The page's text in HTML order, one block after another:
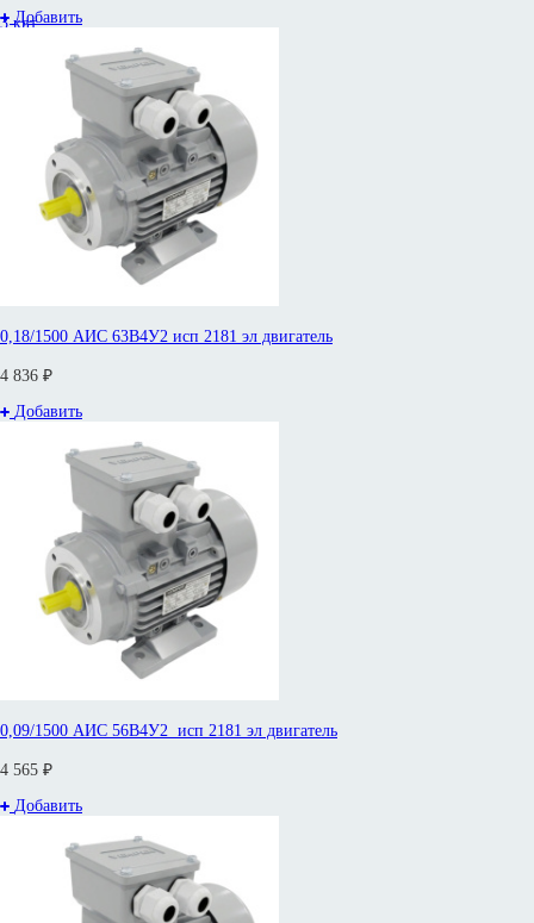
3 квт
Добавить
0,18/1500 АИС 63В4У2 исп 2181 эл двигатель
4 836 ₽
Добавить
0,09/1500 АИС 56В4У2 исп 2181 эл двигатель
4 565 ₽
Добавить